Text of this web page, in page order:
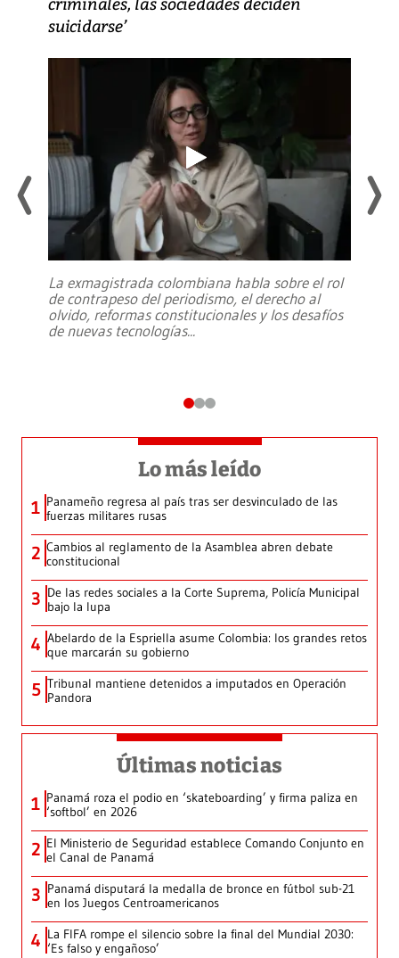
suicidarse’
La exmagistrada colombiana habla sobre el rol
de contrapeso del periodismo, el derecho al
olvido, reformas constitucionales y los desafíos
de nuevas tecnologías...
Lo más leído
1 Panameño regresa al país tras ser desvinculado de las
fuerzas militares rusas
2 Cambios al reglamento de la Asamblea abren debate
constitucional
3 De las redes sociales a la Corte Suprema, Policía Municipal
bajo la lupa
4 Abelardo de la Espriella asume Colombia: los grandes retos
que marcarán su gobierno
5 Tribunal mantiene detenidos a imputados en Operación
Pandora
Últimas noticias
1 Panamá roza el podio en ‘skateboarding’ y firma paliza en
‘softbol’ en 2026
2 El Ministerio de Seguridad establece Comando Conjunto en
el Canal de Panamá
3 Panamá disputará la medalla de bronce en fútbol sub-21
en los Juegos Centroamericanos
4 La FIFA rompe el silencio sobre la final del Mundial 2030:
‘Es falso y engañoso’